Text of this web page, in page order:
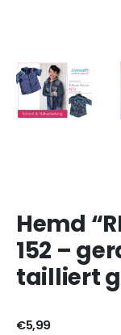
Hemd
152 –
tailliert
€5,99